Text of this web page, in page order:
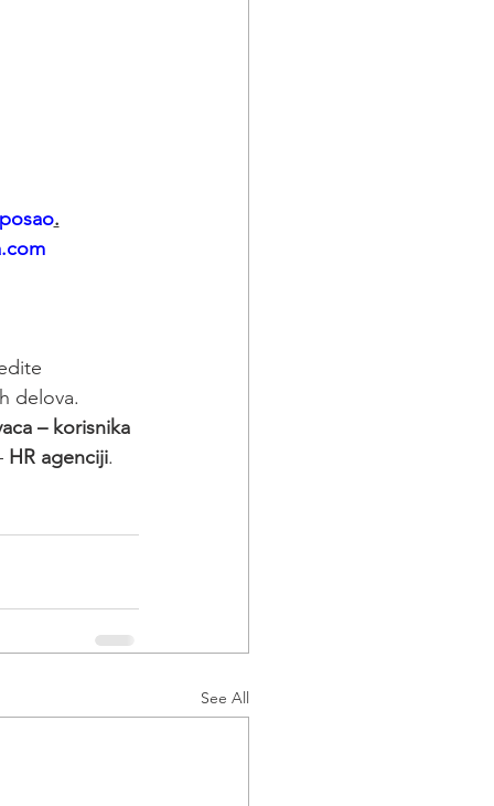
.
delova.
– korisnika
HR agenciji.
See All